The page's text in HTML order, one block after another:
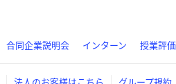
合同企業説明会 インターン 授業評価